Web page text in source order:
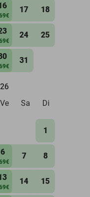
17 18
24 25
31
Ve Sa Di
1
6 7 8
14 15